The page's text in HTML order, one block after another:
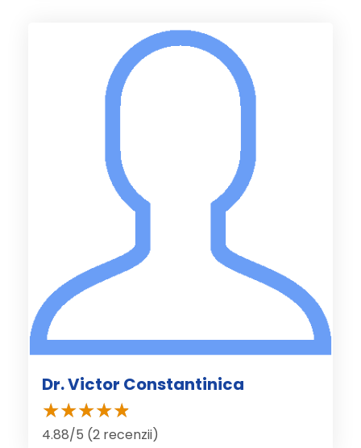
Dr. Victor Constantinica
4.88/5 (2 recenzii)